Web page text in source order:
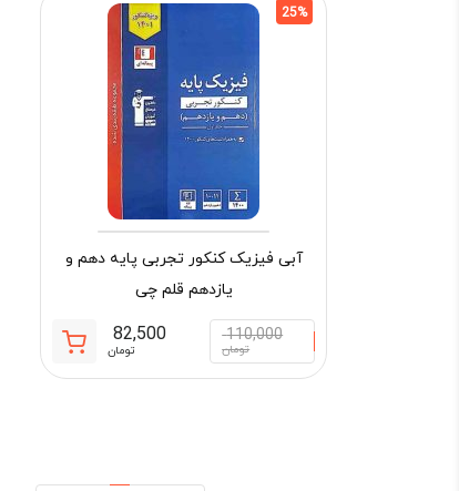
25%
آبی فیزیک کنکور تجربی پایه دهم و
یازدهم قلم چی
110,000
تومان
اصلی:
82,500
تومان
فعلی: